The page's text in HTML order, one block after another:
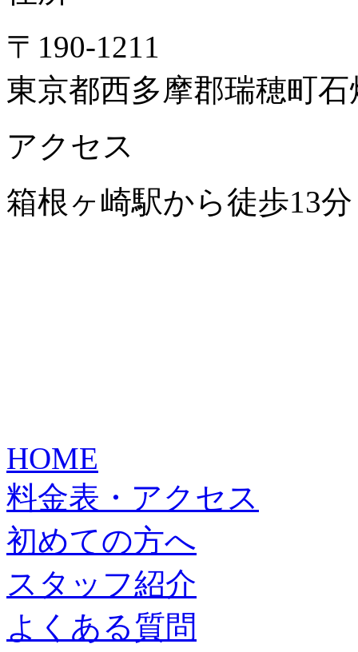
〒190-1211
東京都西多摩郡瑞穂町石
アクセス
箱根ヶ崎駅から徒歩13分
HOME
料金表・アクセス
初めての方へ
スタッフ紹介
よくある質問